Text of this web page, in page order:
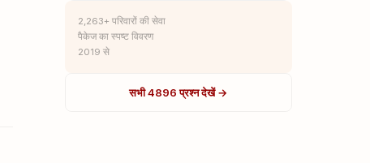
2,263+ परिवारों की सेवा
पैकेज का स्पष्ट विवरण
2019 से
सभी 4896 प्रश्न देखें →